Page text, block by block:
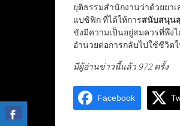
ยุติธรรมสำนักงานว่าด้วยยา
แปซิฟิก ที่ได้ให้การสนับสนุน
ขังมีความเป็นอยู่สมควรที่พึง
อำนวยต่อการกลับไปใช้ชีวิต
มีผู้อ่านข่าวนี้แล้ว 972 ครั้ง
Facebook